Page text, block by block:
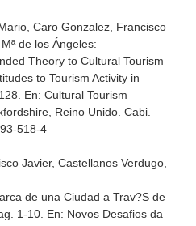
Caro Gonzalez, Francisco
de los Ángeles:
Theory to Cultural Tourism
to Tourism Activity in
En: Cultural Tourism
Reino Unido. Cabi.
518-4
Javier, Castellanos Verdugo,
de una Ciudad a Trav?S de
1-10. En: Novos Desafios da